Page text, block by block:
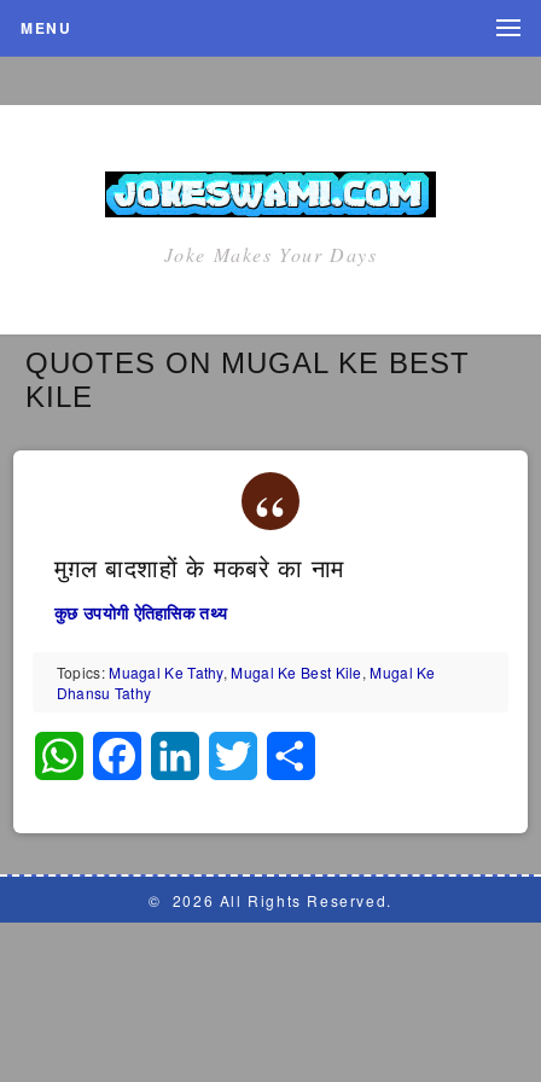
MENU
Joke Makes Your Days
QUOTES ON MUGAL KE BEST
KILE
मुग़ल बादशाहों के मकबरे का नाम
कुछ उपयोगी ऐतिहासिक तथ्य
Topics:Muagal Ke Tathy,Mugal Ke Best Kile,Mugal Ke
Dhansu Tathy
WhatsAppFacebookLinkedInTwitter
© 2026 All Rights Reserved.